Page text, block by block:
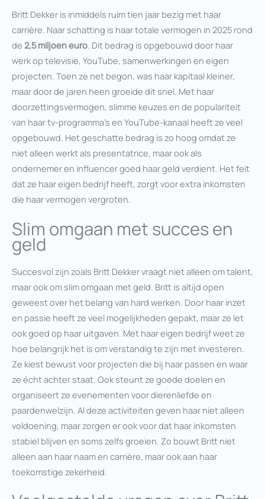
Britt Dekker is inmiddels ruim tien jaar bezig met haar
carrière. Naar schatting is haar totale vermogen in 2025 rond
de 2,5 miljoen euro. Dit bedrag is opgebouwd door haar
werk op televisie, YouTube, samenwerkingen en eigen
projecten. Toen ze net begon, was haar kapitaal kleiner,
maar door de jaren heen groeide dit snel. Met haar
doorzettingsvermogen, slimme keuzes en de populariteit
van haar tv-programma’s en YouTube-kanaal heeft ze veel
opgebouwd. Het geschatte bedrag is zo hoog omdat ze
niet alleen werkt als presentatrice, maar ook als
ondernemer en influencer goed haar geld verdient. Het feit
dat ze haar eigen bedrijf heeft, zorgt voor extra inkomsten
die haar vermogen vergroten.
Slim omgaan met succes en
geld
Succesvol zijn zoals Britt Dekker vraagt niet alleen om talent,
maar ook om slim omgaan met geld. Britt is altijd open
geweest over het belang van hard werken. Door haar inzet
en passie heeft ze veel mogelijkheden gepakt, maar ze let
ook goed op haar uitgaven. Met haar eigen bedrijf weet ze
hoe belangrijk het is om verstandig te zijn met investeren.
Ze kiest bewust voor projecten die bij haar passen en waar
ze écht achter staat. Ook steunt ze goede doelen en
organiseert ze evenementen voor dierenliefde en
paardenwelzijn. Al deze activiteiten geven haar niet alleen
voldoening, maar zorgen er ook voor dat haar inkomsten
stabiel blijven en soms zelfs groeien. Zo bouwt Britt niet
alleen aan haar naam en carrière, maar ook aan haar
toekomstige zekerheid.